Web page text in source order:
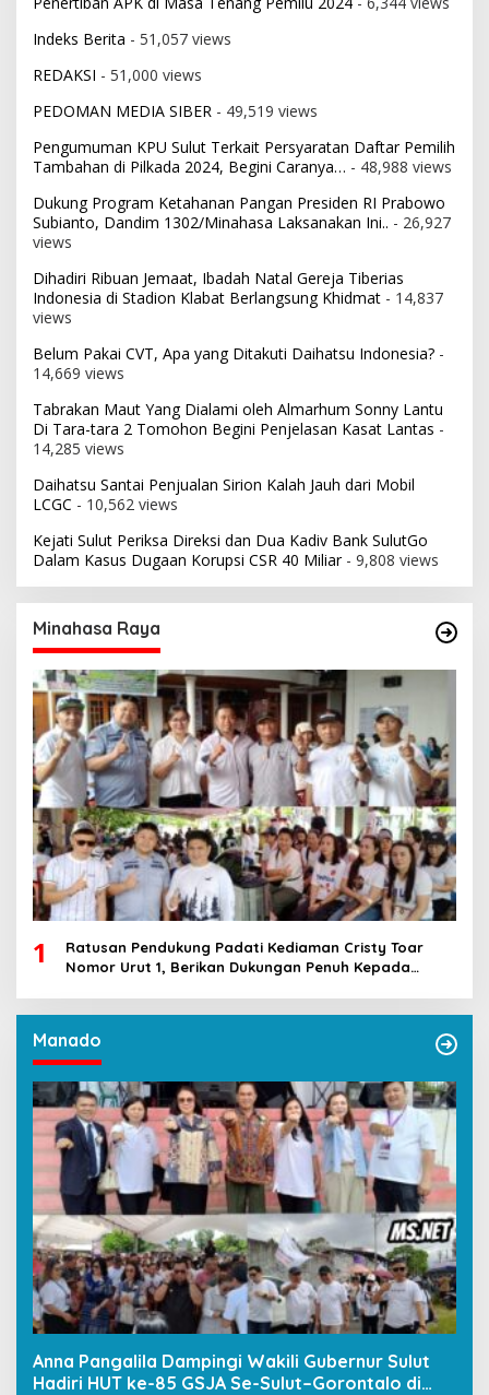
Indeks Berita - 51,057 views
REDAKSI - 51,000 views
PEDOMAN MEDIA SIBER - 49,519 views
Pengumuman KPU Sulut Terkait Persyaratan Daftar Pemilih
Tambahan di Pilkada 2024, Begini Caranya… - 48,988 views
Dukung Program Ketahanan Pangan Presiden RI Prabowo
Subianto, Dandim 1302/Minahasa Laksanakan Ini.. - 26,927
views
Dihadiri Ribuan Jemaat, Ibadah Natal Gereja Tiberias
Indonesia di Stadion Klabat Berlangsung Khidmat - 14,837
views
Belum Pakai CVT, Apa yang Ditakuti Daihatsu Indonesia? -
14,669 views
Tabrakan Maut Yang Dialami oleh Almarhum Sonny Lantu
Di Tara-tara 2 Tomohon Begini Penjelasan Kasat Lantas -
14,285 views
Daihatsu Santai Penjualan Sirion Kalah Jauh dari Mobil
LCGC - 10,562 views
Kejati Sulut Periksa Direksi dan Dua Kadiv Bank SulutGo
Dalam Kasus Dugaan Korupsi CSR 40 Miliar- 9,808 views
Minahasa Raya
1
Ratusan Pendukung Padati Kediaman Cristy Toar
Nomor Urut 1, Berikan Dukungan Penuh Kepada
Manado
Anna Pangalila Dampingi Wakili Gubernur Sulut
Hadiri HUT ke-85 GSJA Se-Sulut–Gorontalo di